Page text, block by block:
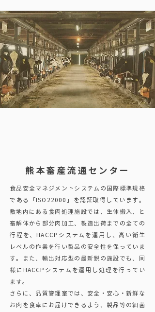
熊本畜産流通センター
食品安全マネジメントシステムの国際標準規格
である「ISO22000」を認証取得しています。
敷地内にある食肉処理施設では、生体搬入、と
畜解体から部分肉加工、製造出荷までの全ての
行程を、HACCPシステムを運用し、高い衛生
レベルの作業を行い製品の安全性を保っていま
す。また、輸出対応型の最新鋭の施設でも、同
様にHACCPシステムを運用し処理を行ってい
ます。
さらに、品質管理室では、安全・安心・新鮮な
お肉を食卓にお届けできるよう、製品等の細菌